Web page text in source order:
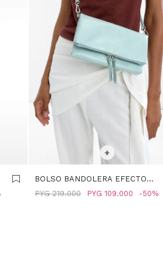
SELECCIONAR TALLE
+
BOLSO BANDOLERA EFECTO
CRAQUELADO - AZUL
PYG 109.000
PYG 219.000 50